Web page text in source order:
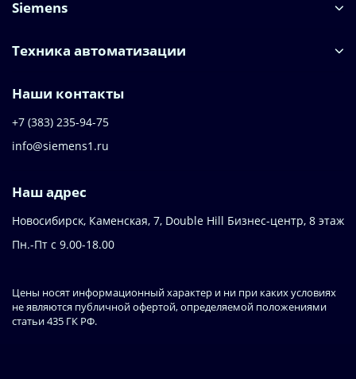
Siemens
Техника автоматизации
Наши контакты
+7 (383) 235-94-75
info@siemens1.ru
Наш адрес
Новосибирск, Каменская, 7, Double Hill ​Бизнес-центр, 8 этаж
Пн.-Пт с 9.00-18.00
Цены носят информационный характер и ни при каких условиях
не являются публичной офертой, определяемой положениями
статьи 435 ГК РФ.